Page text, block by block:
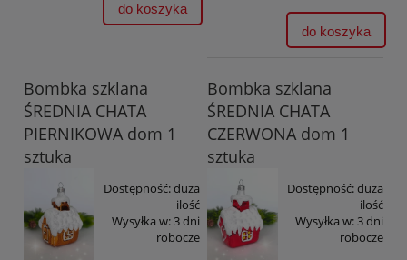
do koszyka
do koszyka
Bombka szklana
ŚREDNIA CHATA
PIERNIKOWA dom 1
sztuka
Dostępność:duża
ilość
Wysyłka w:3 dni
robocze
Bombka szklana
ŚREDNIA CHATA
CZERWONA dom 1
sztuka
Dostępność:duża
ilość
Wysyłka w:3 dni
robocze